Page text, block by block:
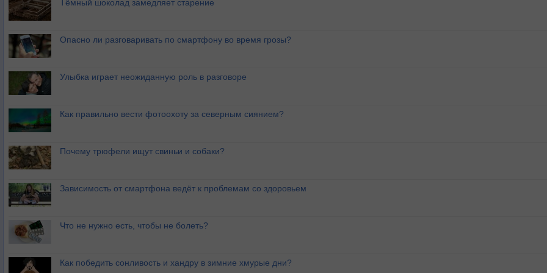
Тёмный шоколад замедляет старение
Опасно ли разговаривать по смартфону во время грозы?
Улыбка играет неожиданную роль в разговоре
Как правильно вести фотоохоту за северным сиянием?
Почему трюфели ищут свиньи и собаки?
Зависимость от смартфона ведёт к проблемам со здоровьем
Что не нужно есть, чтобы не болеть?
Как победить сонливость и хандру в зимние хмурые дни?